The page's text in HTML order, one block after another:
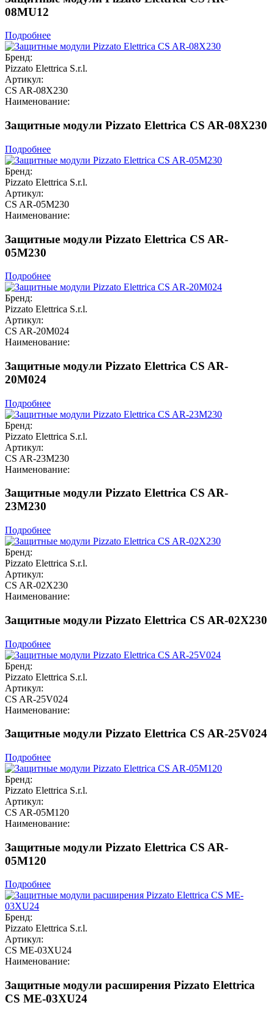
08MU12
Подробнее
Бренд:
Pizzato Elettrica S.r.l.
Артикул:
CS AR-08X230
Наименование:
Защитные модули Pizzato Elettrica CS AR-08X230
Подробнее
Бренд:
Pizzato Elettrica S.r.l.
Артикул:
CS AR-05M230
Наименование:
Защитные модули Pizzato Elettrica CS AR-
05M230
Подробнее
Бренд:
Pizzato Elettrica S.r.l.
Артикул:
CS AR-20M024
Наименование:
Защитные модули Pizzato Elettrica CS AR-
20M024
Подробнее
Бренд:
Pizzato Elettrica S.r.l.
Артикул:
CS AR-23M230
Наименование:
Защитные модули Pizzato Elettrica CS AR-
23M230
Подробнее
Бренд:
Pizzato Elettrica S.r.l.
Артикул:
CS AR-02X230
Наименование:
Защитные модули Pizzato Elettrica CS AR-02X230
Подробнее
Бренд:
Pizzato Elettrica S.r.l.
Артикул:
CS AR-25V024
Наименование:
Защитные модули Pizzato Elettrica CS AR-25V024
Подробнее
Бренд:
Pizzato Elettrica S.r.l.
Артикул:
CS AR-05M120
Наименование:
Защитные модули Pizzato Elettrica CS AR-
05M120
Подробнее
Бренд:
Pizzato Elettrica S.r.l.
Артикул:
CS ME-03XU24
Наименование:
Защитные модули расширения Pizzato Elettrica
CS ME-03XU24